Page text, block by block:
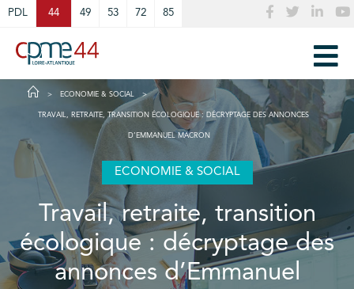
PDL 44 49 53 72 85
ECONOMIE & SOCIAL
TRAVAIL, RETRAITE, TRANSITION ÉCOLOGIQUE : DÉCRYPTAGE DES ANNONCES
D’EMMANUEL MACRON
ECONOMIE & SOCIAL
Travail, retraite, transition
écologique : décryptage des
annonces d’Emmanuel
Cookies management panel